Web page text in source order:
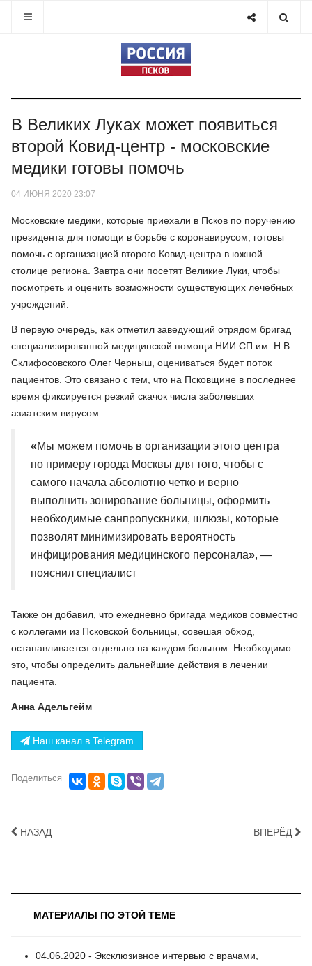
В Великих Луках может появиться
второй Ковид-центр - московские
медики готовы помочь
04 ИЮНЯ 2020 23:07
Московские медики, которые приехали в Псков по поручению
президента для помощи в борьбе с коронавирусом, готовы
помочь с организацией второго Ковид-центра в южной
столице региона. Завтра они посетят Великие Луки, чтобы
посмотреть и оценить возможности существующих лечебных
учреждений.
В первую очередь, как отметил заведующий отрядом бригад
специализированной медицинской помощи НИИ СП им. Н.В.
Склифосовского Олег Черныш, оцениваться будет поток
пациентов. Это связано с тем, что на Псковщине в последнее
время фиксируется резкий скачок числа заболевших
азиатским вирусом.
«Мы можем помочь в организации этого центра
по примеру города Москвы для того, чтобы с
самого начала абсолютно четко и верно
выполнить зонирование больницы, оформить
необходимые санпропускники, шлюзы, которые
позволят минимизировать вероятность
инфицирования медицинского персонала», —
пояснил специалист
Также он добавил, что ежедневно бригада медиков совместно
с коллегами из Псковской больницы, совешая обход,
останавливается отдельно на каждом больном. Необходимо
это, чтобы определить дальнейшие действия в лечении
пациента.
Анна Адельгейм
Наш канал в Telegram
Поделиться
НАЗАД ВПЕРЁД
МАТЕРИАЛЫ ПО ЭТОЙ ТЕМЕ
04.06.2020 - Эксклюзивное интервью с врачами,